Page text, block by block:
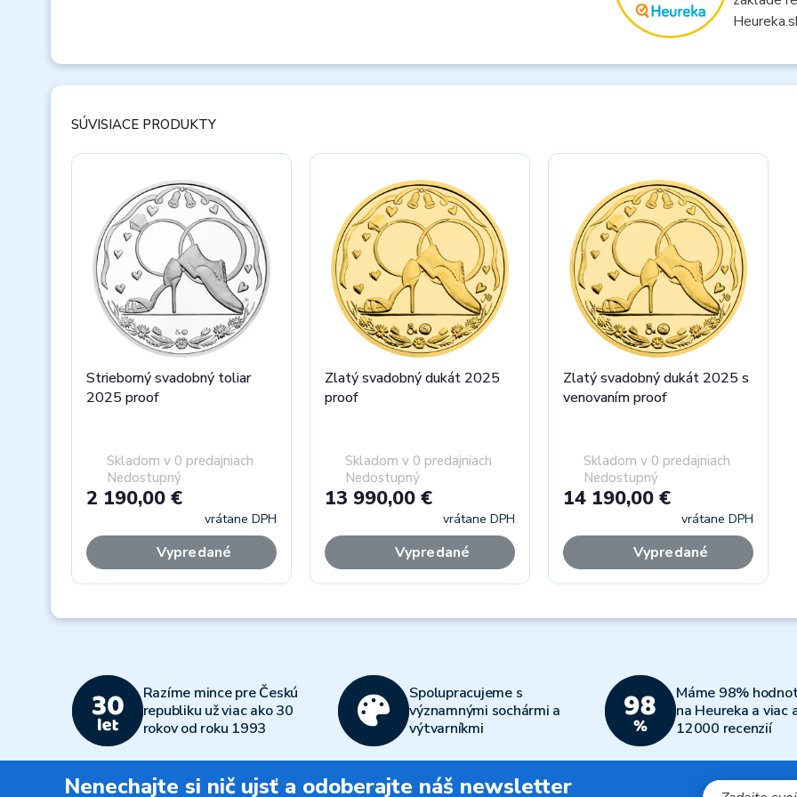
SÚVISIACE PRODUKTY
Strieborný svadobný toliar
2025 proof
Skladom v 0 predajniach
Nedostupný
2 190,00 €
vrátane DPH
Vypredané
Zlatý svadobný dukát 2025
proof
Skladom v 0 predajniach
Nedostupný
13 990,00 €
vrátane DPH
Vypredané
Zlatý svadobný dukát 2025 s
venovaním proof
Skladom v 0 predajniach
Nedostupný
14 190,00 €
vrátane DPH
Vypredané
Razíme mince pre Českú
republiku už viac ako 30
rokov od roku 1993
Spolupracujeme s
významnými sochármi a
výtvarníkmi
Máme 98%
na Heureka a viac
12000 recenzií
Nenechajte si nič ujsť a odoberajte náš newsletter